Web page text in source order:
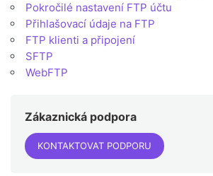
Pokročilé nastavení FTP účtu
Přihlašovací údaje na FTP
FTP klienti a připojení
SFTP
WebFTP
Zákaznická podpora
KONTAKTOVAT PODPORU